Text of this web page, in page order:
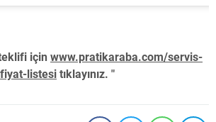
için www.pratikaraba.com/servis-
fiyat-listesi tıklayınız. "